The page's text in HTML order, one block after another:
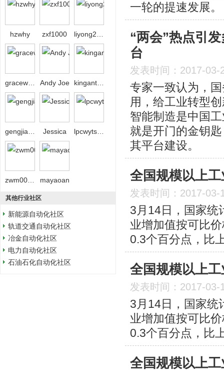
hzwhy zxf1000
Andy Joe
Jessica
mayaoan
其他行业社区
新能源自动化社区
轨道交通自动化社区
冶金自动化社区
电力自动化社区
石油石化自动化社区
一轮的提速发展。
“两会”热点引
台
发表时间：2017-03-
专家一致认为，
用，给工业转型
智能制造是中国
就是开门的金钥
其平台建设。
全国规模以上
发表时间：2017-03-
3月14日，国家统
业增加值按可比
0.3个百分点，比
全国规模以上
发表时间：2017-03-
3月14日，国家统
业增加值按可比
0.3个百分点，比
全国规模以上